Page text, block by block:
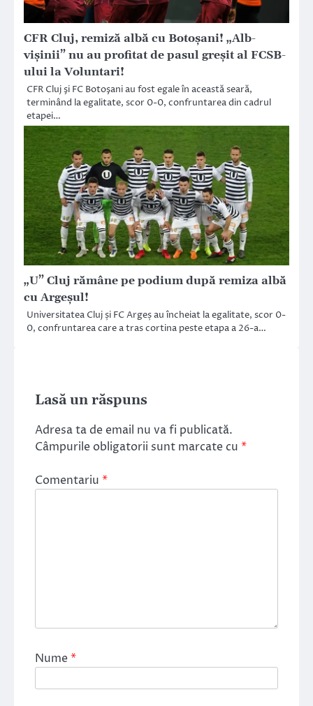
CFR Cluj, remiză albă cu Botoşani! „Alb-
vişinii” nu au profitat de pasul greşit al FCSB-
ului la Voluntari!
CFR Cluj şi FC Botoşani au fost egale în această seară,
terminând la egalitate, scor 0-0, confruntarea din cadrul
etapei…
„U” Cluj rămâne pe podium după remiza albă
cu Argeșul!
Universitatea Cluj și FC Argeș au încheiat la egalitate, scor 0-
0, confruntarea care a tras cortina peste etapa a 26-a…
Lasă un răspuns
Adresa ta de email nu va fi publicată.
Câmpurile obligatorii sunt marcate cu *
Comentariu *
Nume*